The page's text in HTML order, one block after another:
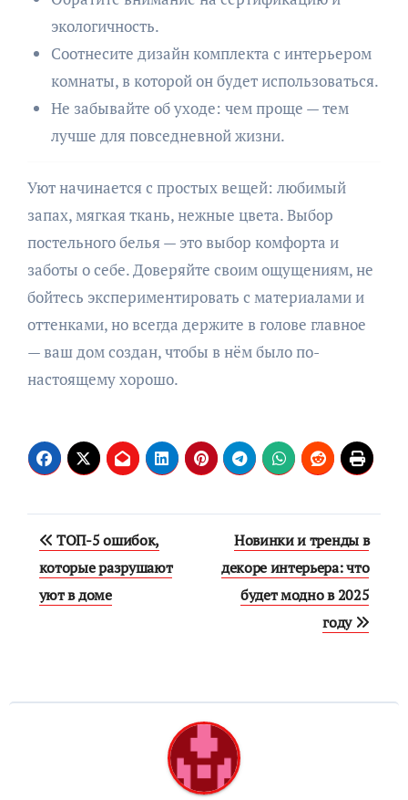
экологичность.
Соотнесите дизайн комплекта с интерьером
комнаты, в которой он будет использоваться.
Не забывайте об уходе: чем проще — тем
лучше для повседневной жизни.
Уют начинается с простых вещей: любимый
запах, мягкая ткань, нежные цвета. Выбор
постельного белья — это выбор комфорта и
заботы о себе. Доверяйте своим ощущениям, не
бойтесь экспериментировать с материалами и
оттенками, но всегда держите в голове главное
— ваш дом создан, чтобы в нём было по-
настоящему хорошо.
Навигация
по
записям
ТОП-5 ошибок,
которые разрушают
уют в доме
Новинки и тренды в
декоре интерьера: что
будет модно в 2025
году